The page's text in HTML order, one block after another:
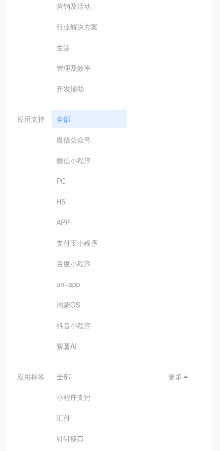
营销及活动
行业解决方案
生活
管理及效率
开发辅助
应用支持 全部
微信公众号
微信小程序
PC
H5
APP
支付宝小程序
百度小程序
uni-app
鸿蒙OS
抖音小程序
紫薯AI
应用标签 全部
小程序支付
汇付
钉钉接口
更多 